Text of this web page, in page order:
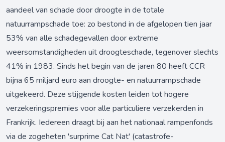
aandeel van schade door droogte in de totale
natuurrampschade toe: zo bestond in de afgelopen tien jaar
53% van alle schadegevallen door extreme
weersomstandigheden uit droogteschade, tegenover slechts
41% in 1983. Sinds het begin van de jaren 80 heeft CCR
bijna 65 miljard euro aan droogte- en natuurrampschade
uitgekeerd. Deze stijgende kosten leiden tot hogere
verzekeringspremies voor alle particuliere verzekerden in
Frankrijk. Iedereen draagt bij aan het nationaal rampenfonds
via de zogeheten 'surprime Cat Nat' (catastrofe-